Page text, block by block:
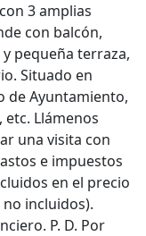
3 amplias
con balcón,
pequeña terraza,
Situado en
de Ayuntamiento,
etc. Llámenos
una visita con
e impuestos
en el precio
incluidos).
P. D. Por